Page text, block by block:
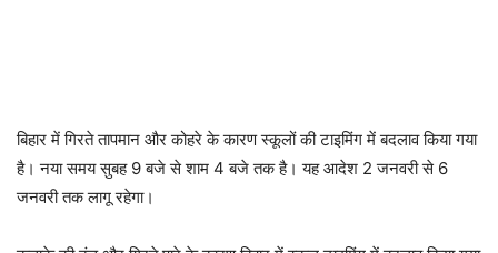
बिहार में गिरते तापमान और कोहरे के कारण स्कूलों की टाइमिंग में बदलाव किया गया
है। नया समय सुबह 9 बजे से शाम 4 बजे तक है। यह आदेश 2 जनवरी से 6
जनवरी तक लागू रहेगा।